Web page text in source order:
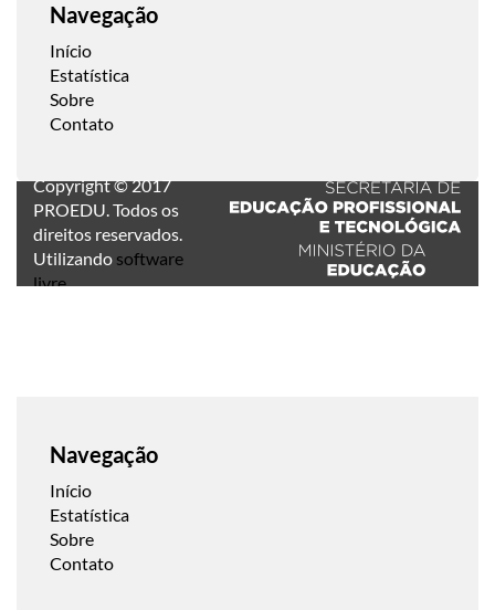
Navegação
Início
Estatística
Sobre
Contato
Copyright © 2017
PROEDU. Todos os
direitos reservados.
Utilizando software
livre.
Navegação
Início
Estatística
Sobre
Contato